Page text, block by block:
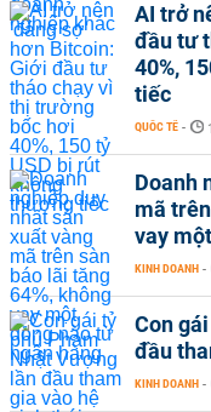
AI trở
đầu tư
40%,
tiếc
QUỐC TẾ -
Doanh
mã
vay
KINH DOANH -
Con
đầu
KINH DOANH -